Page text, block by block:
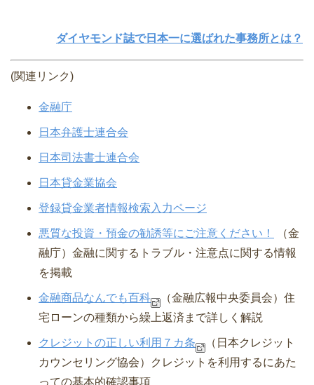
ダイヤモンド誌で日本一に選ばれた事務所とは？
(関連リンク)
金融庁
日本弁護士連合会
日本司法書士連合会
日本貸金業協会
登録貸金業者情報検索入力ページ
悪質な投資・預金の勧誘等にご注意ください！
（金
融庁）⾦融に関するトラブル・注意点に関する情報
を掲載
金融商品なんでも百科 （金融広報中央委員会） 住
宅ローンの種類から繰上返済まで詳しく解説
クレジットの正しい利用７カ条
（日本クレジット
カウンセリング協会）
クレジットを利用するにあた
っての基本的確認事項